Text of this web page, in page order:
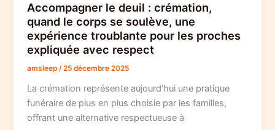
Accompagner le deuil : crémation,
quand le corps se soulève, une
expérience troublante pour les proches
expliquée avec respect
amsleep/25 décembre 2025
La crémation représente aujourd'hui une pratique
funéraire de plus en plus choisie par les familles,
offrant une alternative respectueuse à